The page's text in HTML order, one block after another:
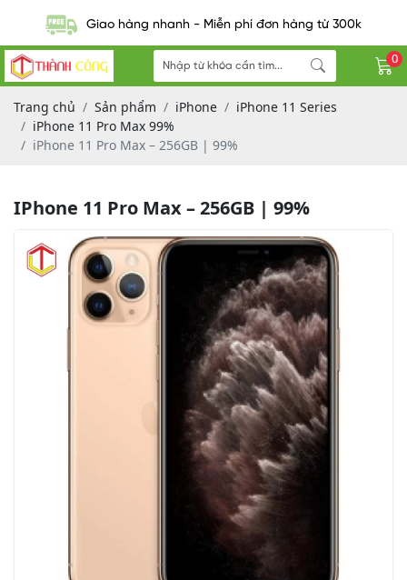
Giao hàng nhanh - Miễn phí đơn hàng từ 300k
0
Trang chủ Sản phẩm iPhone
iPhone 11 Series
iPhone 11 Pro Max 99%
iPhone 11 Pro Max – 256GB | 99%
IPhone 11 Pro Max – 256GB | 99%